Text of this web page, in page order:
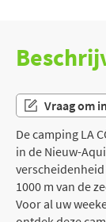
Vraag om
De camping LA
in de Nieuw-
1000 m van de
Voor al uw